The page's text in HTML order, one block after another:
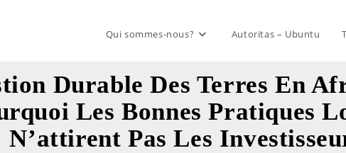
Qui sommes-nous? Autoritas – Ubuntu
Durable Des Terres En
Les Bonnes Pratiques
N’attirent Pas Les